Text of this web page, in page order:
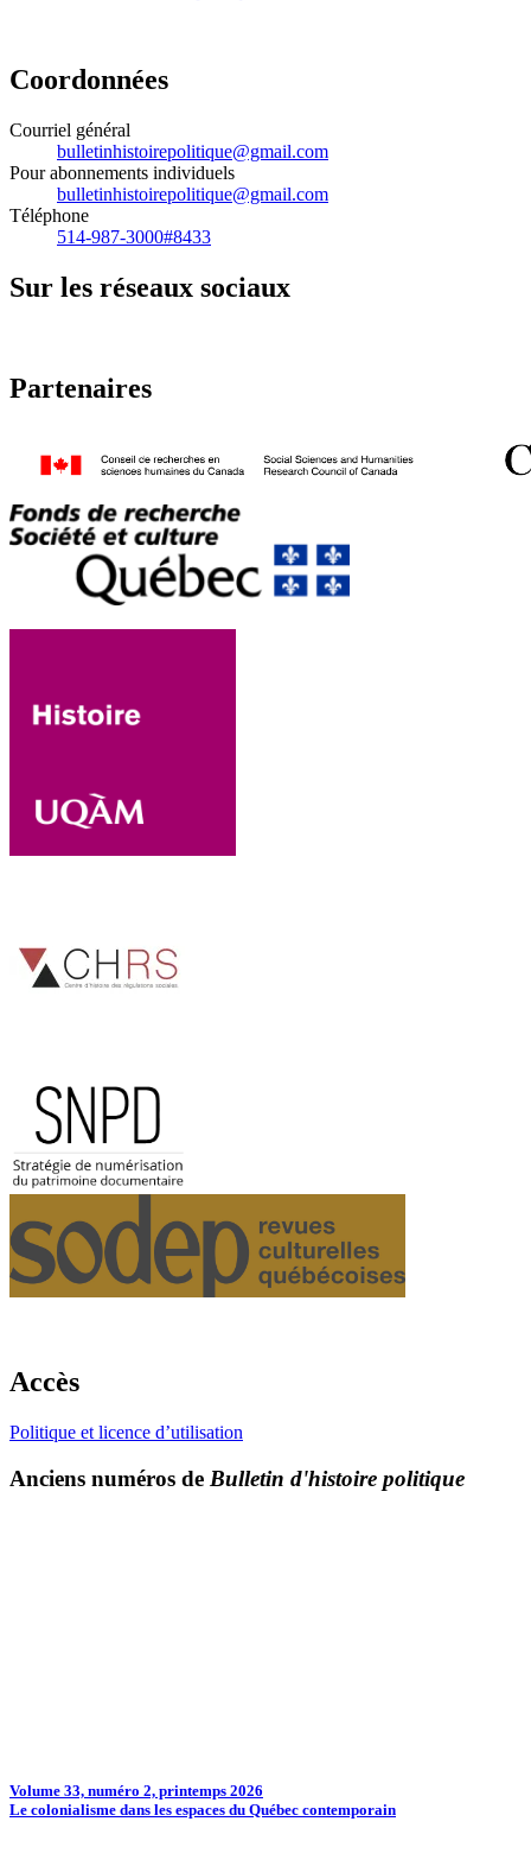
Coordonnées
Courriel général
bulletinhistoirepolitique@gmail.com
Pour abonnements individuels
bulletinhistoirepolitique@gmail.com
Téléphone
514-987-3000#8433
Sur les réseaux sociaux
Partenaires
Accès
Politique et licence d’utilisation
Anciens numéros de Bulletin d'histoire politique
Volume 33, numéro 2, printemps 2026
Le colonialisme dans les espaces du Québec contemporain